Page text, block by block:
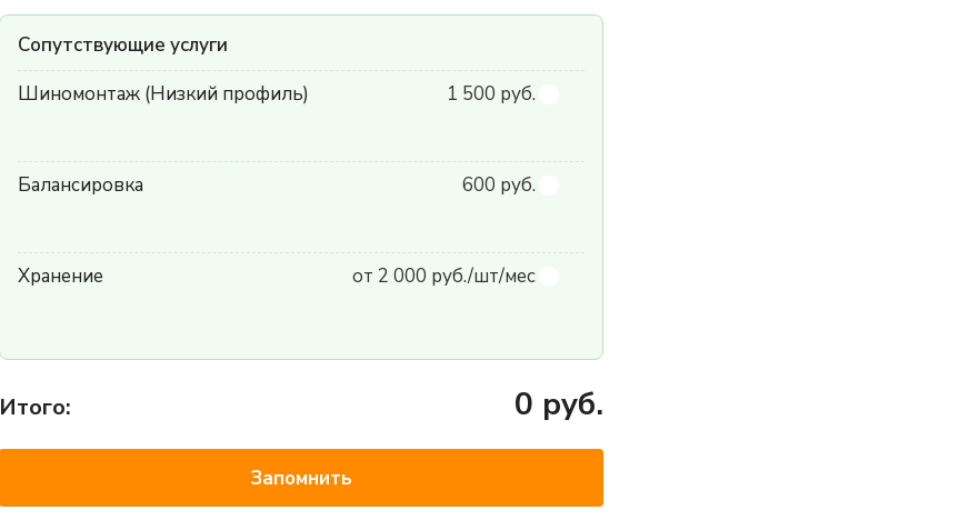
Сопутствующие услуги
Шиномонтаж (Низкий профиль)
1 500 руб.
Балансировка 600 руб.
Хранение от 2 000 руб./шт/мес
Итого: 0 руб.
Запомнить